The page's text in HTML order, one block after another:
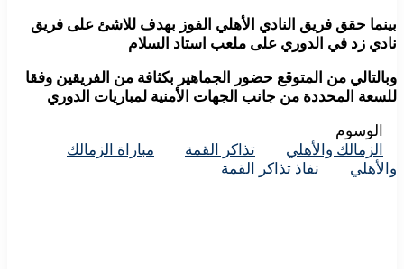
بينما حقق فريق النادي الأهلي الفوز بهدف للاشئ على فريق
نادي زد في الدوري على ملعب استاد السلام
وبالتالي من المتوقع حضور الجماهير بكثافة من الفريقين وفقا
للسعة المحددة من جانب الجهات الأمنية لمباريات الدوري
الوسوم
الزمالك والأهلي
تذاكر القمة
مباراة الزمالك
والأهلي
نفاذ تذاكر القمة